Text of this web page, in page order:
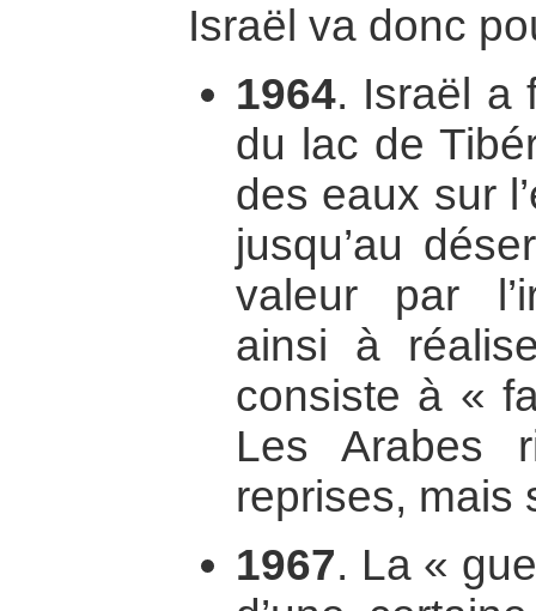
Israël va donc
1964. Israël a
du lac de
des eaux sur
jusqu’au
valeur par
ainsi à
consiste à «
Les Arabes
reprises, mais
1967. La «